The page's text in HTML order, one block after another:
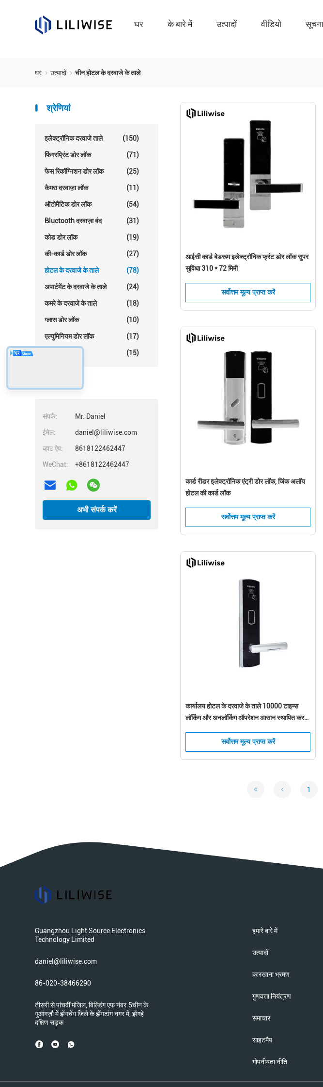
घर के बारे में उत्पादों वीडियो
घर उत्पादों चीन होटल के दरवाजे के ताले
श्रेणियां
इलेक्ट्रॉनिक दरवाजे ताले (150)
फिंगरप्रिंट डोर लॉक (71)
फेस रिकॉग्निशन डोर लॉक (25)
कैमरा दरवाज़ा लॉक (11)
ऑटोमैटिक डोर लॉक (54)
Bluetooth दरवाज़ा बंद (31)
कोड डोर लॉक (19)
की-कार्ड डोर लॉक (27)
होटल के दरवाजे के ताले (78)
अपार्टमेंट के दरवाजे के ताले (24)
कमरे के दरवाजे के ताले (18)
ग्लास डोर लॉक (10)
एल्युमिनियम डोर लॉक (17)
(15)
संपर्क: Mr. Daniel
ईमेल: daniel@liliwise.com
व्हाट ऐप: 8618122462447
WeChat: +8618122462447
अभी संपर्क करें
आईसी कार्ड बेडरूम इलेक्ट्रॉनिक फ्रंट डोर लॉक सुपर
सुविधा 310 * 72 मिमी
सर्वोत्तम मूल्य प्राप्त करें
कार्ड रीडर इलेक्ट्रॉनिक एंट्री डोर लॉक, जिंक अलॉय
होटल की कार्ड लॉक
सर्वोत्तम मूल्य प्राप्त करें
कार्यालय होटल के दरवाजे के ताले 10000 टाइम्स
लॉकिंग और अनलॉकिंग ऑपरेशन आसान स्थापित करने
सर्वोत्तम मूल्य प्राप्त करें
1
Guangzhou Light Source Electronics
Technology Limited
daniel@liliwise.com
86-020-38466290
तीसरी से पांचवीं मंजिल, बिल्डिंग एफ नंबर.5चीन के
गुआंगज़ौ में झेंगचेंग जिले के झेंगटांग नगर में, झेंगहे
दक्षिण सड़क
हमारे बारे में
उत्पादों
कारखाना भ्रमण
गुणवत्ता नियंत्रण
समाचार
साइटमैप
गोपनीयता नीति
एक संदेश छोड़ें हम